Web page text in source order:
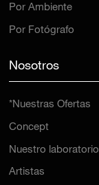
Por Ambiente
Por Fotógrafo
Nosotros
*Nuestras Ofertas
Concept
Nuestro laboratorio
Artistas